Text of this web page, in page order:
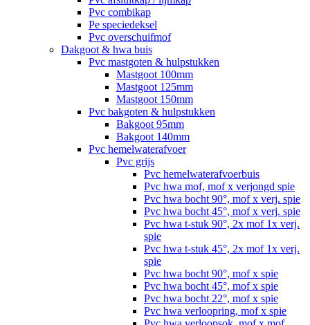
Pvc combikap
Pe speciedeksel
Pvc overschuifmof
Dakgoot & hwa buis
Pvc mastgoten & hulpstukken
Mastgoot 100mm
Mastgoot 125mm
Mastgoot 150mm
Pvc bakgoten & hulpstukken
Bakgoot 95mm
Bakgoot 140mm
Pvc hemelwaterafvoer
Pvc grijs
Pvc hemelwaterafvoerbuis
Pvc hwa mof, mof x verjongd spie
Pvc hwa bocht 90°, mof x verj. spie
Pvc hwa bocht 45°, mof x verj. spie
Pvc hwa t-stuk 90°, 2x mof 1x verj.
spie
Pvc hwa t-stuk 45°, 2x mof 1x verj.
spie
Pvc hwa bocht 90°, mof x spie
Pvc hwa bocht 45°, mof x spie
Pvc hwa bocht 22°, mof x spie
Pvc hwa verloopring, mof x spie